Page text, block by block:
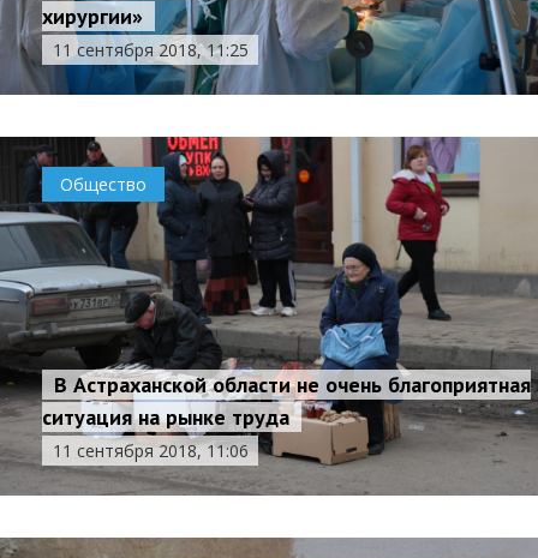
хирургии»
11 сентября 2018, 11:25
Общество
В Астраханской области не очень благоприятная
ситуация на рынке труда
11 сентября 2018, 11:06